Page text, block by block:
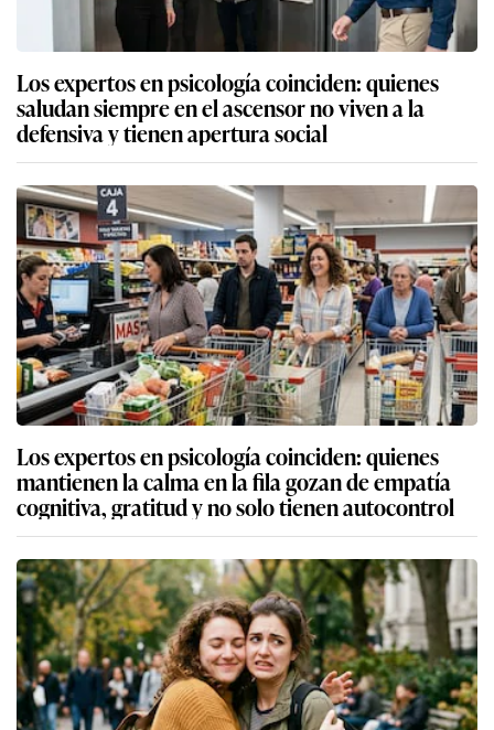
Los expertos en psicología coinciden: quienes
saludan siempre en el ascensor no viven a la
defensiva y tienen apertura social
Los expertos en psicología coinciden: quienes
mantienen la calma en la fila gozan de empatía
cognitiva, gratitud y no solo tienen autocontrol